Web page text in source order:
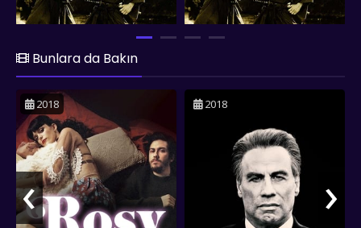
Bunlara da Bakın
2018 2018
‹ ›